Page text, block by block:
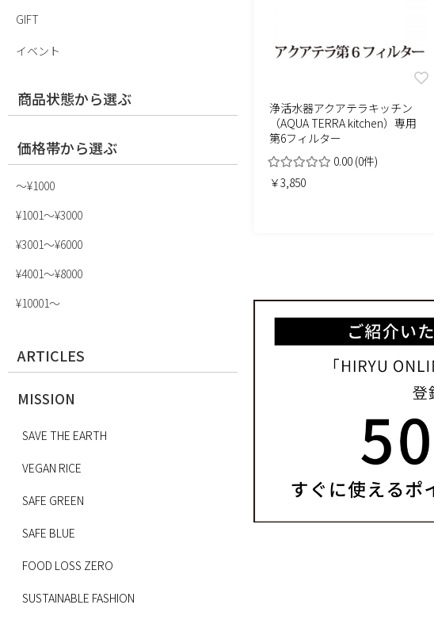
GIFT
イベント
商品状態から選ぶ
価格帯から選ぶ
〜¥1000
¥1001〜¥3000
¥3001〜¥6000
¥4001〜¥8000
¥10001〜
ARTICLES
MISSION
SAVE THE EARTH
VEGAN RICE
SAFE GREEN
SAFE BLUE
FOOD LOSS ZERO
SUSTAINABLE FASHION
浄活水器アクアテラキッチン
（AQUA TERRA kitchen）専用
第6フィルター
0.00 (0件)
￥3,850